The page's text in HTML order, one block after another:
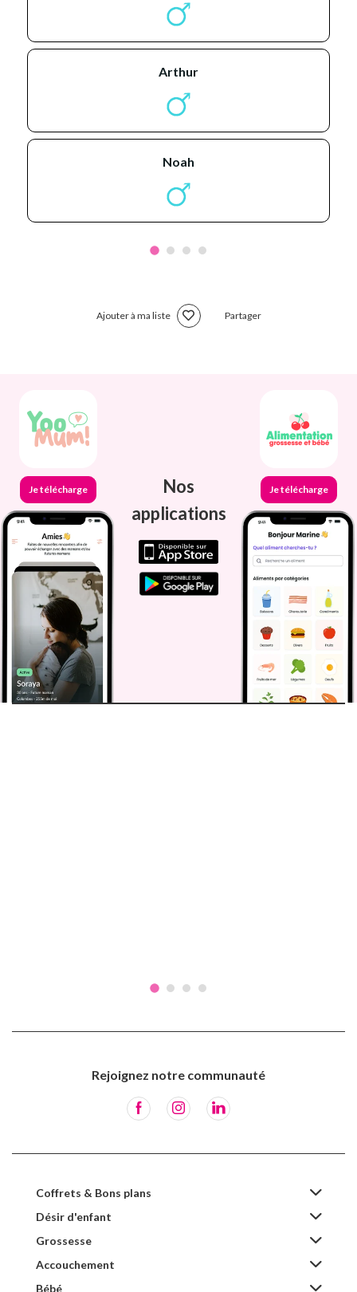
arthur
noah
Ajouter à ma liste Partager
Je télécharge
Nos
applications
Je télécharge
Rejoignez notre communauté
Coffrets & Bons plans
Désir d'enfant
Grossesse
Accouchement
Bébé